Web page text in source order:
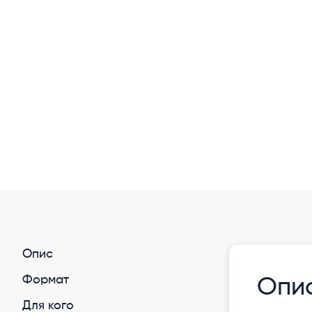
Опис
Формат
Для кого